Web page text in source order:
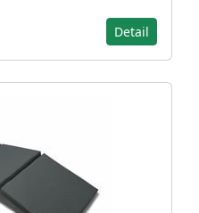
Detail